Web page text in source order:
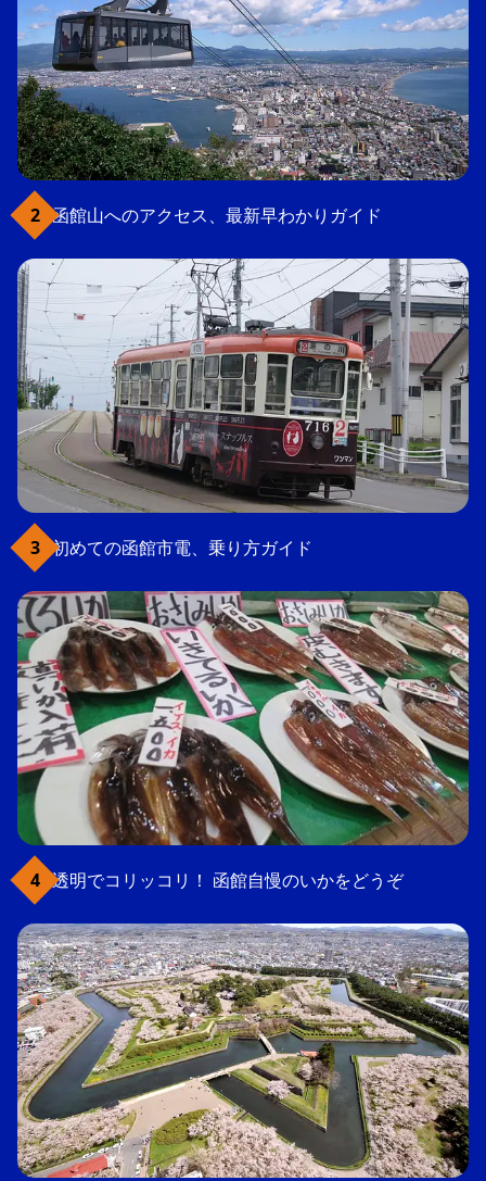
函館山へのアクセス、最新早わかりガイド
初めての函館市電、乗り方ガイド
透明でコリッコリ！ 函館自慢のいかをどうぞ